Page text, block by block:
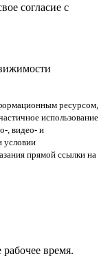
согласие с
ресурсом,
использование
, видео- и
условии
прямой ссылки на
время.